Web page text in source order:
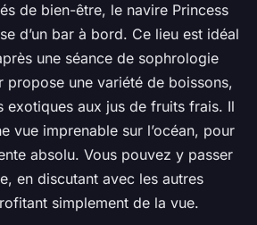
de bien-être, le navire Princess
d’un bar à bord. Ce lieu est idéal
une séance de sophrologie
propose une variété de boissons,
exotiques aux jus de fruits frais. Il
vue imprenable sur l’océan, pour
absolu. Vous pouvez y passer
en discutant avec les autres
simplement de la vue.